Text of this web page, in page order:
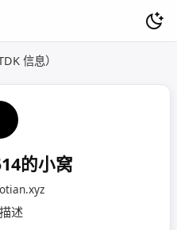
信息）
的小窝
述